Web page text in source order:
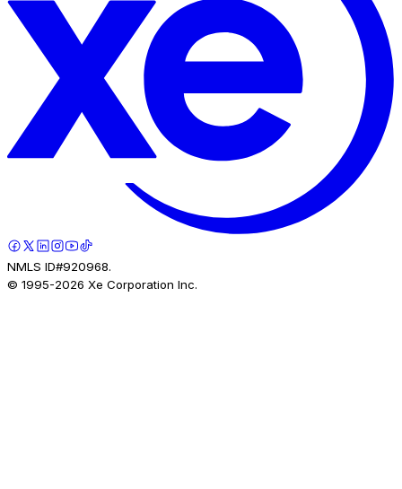
NMLS ID#920968.
© 1995-2026 Xe Corporation Inc.